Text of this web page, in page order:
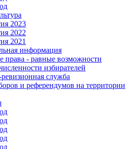
2023
2022
2021
информация
права - равные возможности
избирателей
служба
и референдумов на территории